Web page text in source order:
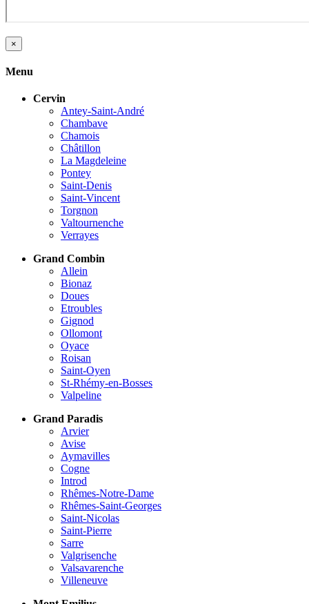
×
Menu
Cervin
Antey-Saint-André
Chambave
Chamois
Châtillon
La Magdeleine
Pontey
Saint-Denis
Saint-Vincent
Torgnon
Valtournenche
Verrayes
Grand Combin
Allein
Bionaz
Doues
Etroubles
Gignod
Ollomont
Oyace
Roisan
Saint-Oyen
St-Rhémy-en-Bosses
Valpeline
Grand Paradis
Arvier
Avise
Aymavilles
Cogne
Introd
Rhêmes-Notre-Dame
Rhêmes-Saint-Georges
Saint-Nicolas
Saint-Pierre
Sarre
Valgrisenche
Valsavarenche
Villeneuve